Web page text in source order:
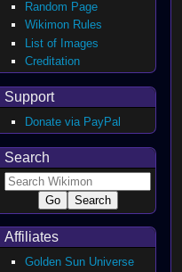
Random Page
Wikimon Rules
List of Images
Creditation
Support
Donate via PayPal
Search
Affiliates
Golden Sun Universe